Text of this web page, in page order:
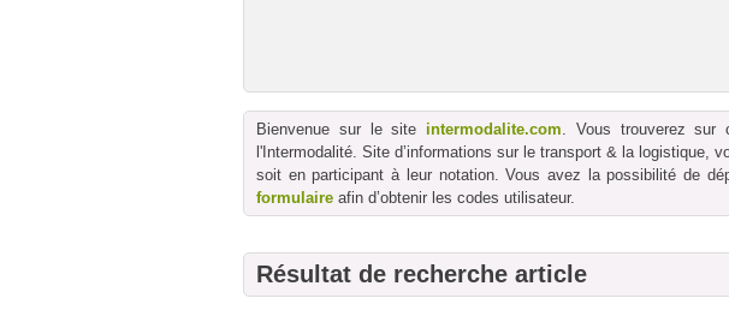
Bienvenue sur le site intermodalite.com. Vous trouverez sur
l'Intermodalité. Site d’informations sur le transport & la logistique,
soit en participant à leur notation. Vous avez la possibilité de
formulaire afin d’obtenir les codes utilisateur.
Résultat de recherche article